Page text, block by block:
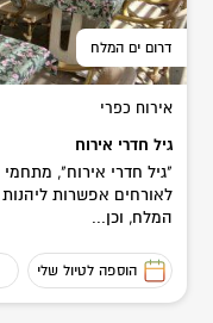
דרום ים המלח
אירוח כפרי
גיל חדרי אירוח
"גיל חדרי אירוח",
לאורחים אפשרות
המלח, וכן...
הוספה לטיול שלי